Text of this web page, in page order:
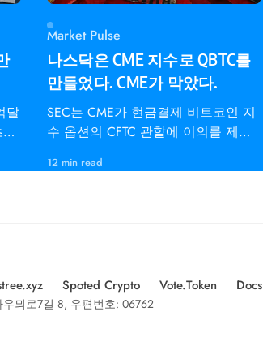
달
Market Pulse
나스닥은 CME 지수로 QBTC를
만들었다. CME가 막았다.
SEC는 CME가 현금결제 비트코인 지
수 옵션의 CFTC 관할에 이의를 제기
동결했다.
12 min read
Spoted Crypto Vote.Token Docs
뫼로7길 8, 우편번호: 06762